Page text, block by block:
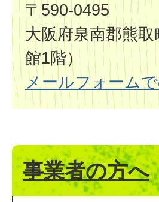
〒590-0495
大阪府泉南郡熊
館1階）
メールフォーム
事業者の方へ